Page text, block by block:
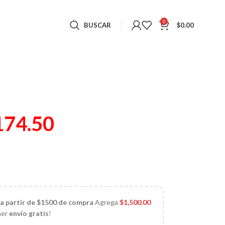
BUSCAR 0 $0.00
partir de $1500 de compra Agrega$1,500.00
envío gratis!